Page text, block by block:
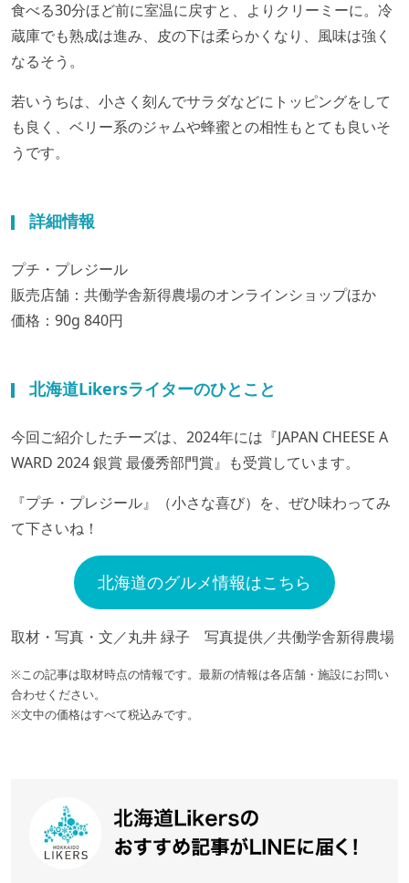
食べる30分ほど前に室温に戻すと、よりクリーミーに。冷
蔵庫でも熟成は進み、皮の下は柔らかくなり、風味は強く
なるそう。
若いうちは、小さく刻んでサラダなどにトッピングをして
も良く、ベリー系のジャムや蜂蜜との相性もとても良いそ
うです。
詳細情報
プチ・プレジール
販売店舗：共働学舎新得農場のオンラインショップほか
価格：90g 840円
北海道Likersライターのひとこと
今回ご紹介したチーズは、2024年には『JAPAN CHEESE A
WARD 2024 銀賞 最優秀部門賞』も受賞しています。
『プチ・プレジール』（小さな喜び）を、ぜひ味わってみ
て下さいね！
北海道のグルメ情報はこちら
取材・写真・文／丸井 緑子 写真提供／共働学舎新得農場
※この記事は取材時点の情報です。最新の情報は各店舗・施設にお問い
合わせください。
※文中の価格はすべて税込みです。